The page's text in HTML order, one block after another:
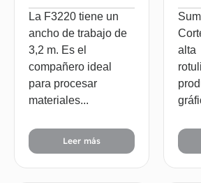
La F3220 tiene un
ancho de trabajo de
3,2 m. Es el
compañero ideal
para procesar
materiales...
Leer más